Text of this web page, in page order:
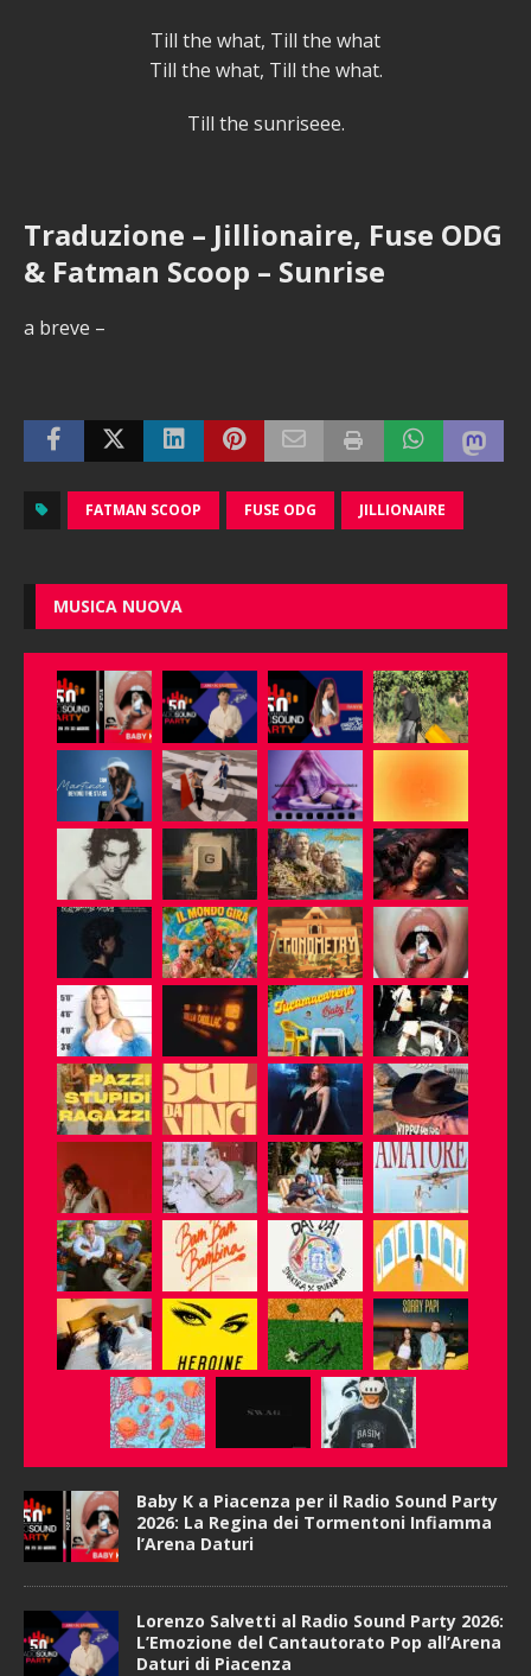
Till the what, Till the what
Till the what, Till the what.
Till the sunriseee.
Traduzione – Jillionaire, Fuse ODG
& Fatman Scoop – Sunrise
a breve –
FATMAN SCOOP FUSE ODG JILLIONAIRE
MUSICA NUOVA
Baby K a Piacenza per il Radio Sound Party
2026: La Regina dei Tormentoni Infiamma
l’Arena Daturi
Lorenzo Salvetti al Radio Sound Party 2026:
L’Emozione del Cantautorato Pop all’Arena
Daturi di Piacenza